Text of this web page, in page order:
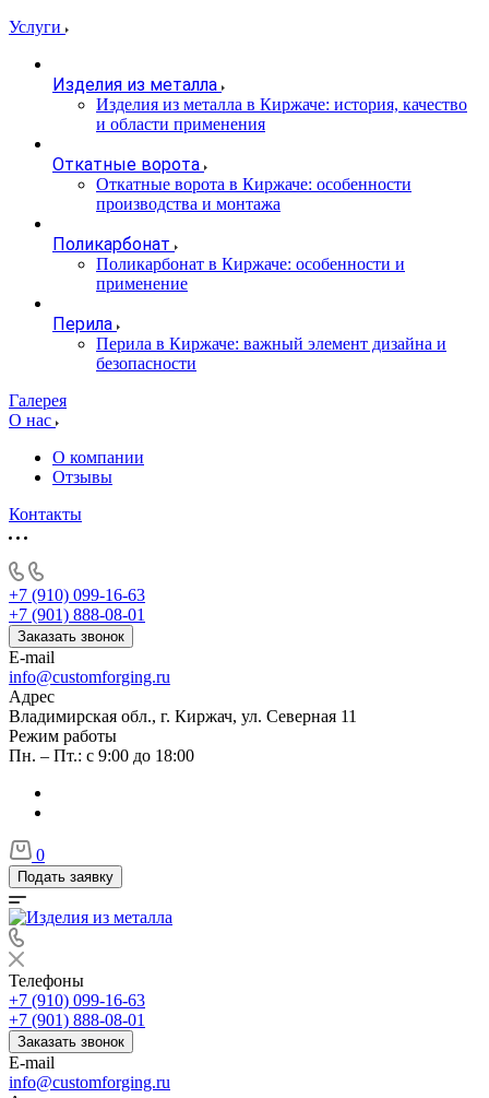
Услуги
Изделия из металла
Изделия из металла в Киржаче: история, качество
и области применения
Откатные ворота
Откатные ворота в Киржаче: особенности
производства и монтажа
Поликарбонат
Поликарбонат в Киржаче: особенности и
применение
Перила
Перила в Киржаче: важный элемент дизайна и
безопасности
Галерея
О нас
О компании
Отзывы
Контакты
+7 (910) 099-16-63
+7 (901) 888-08-01
Заказать звонок
E-mail
info@customforging.ru
Адрес
Владимирская обл., г. Киржач, ул. Северная 11
Режим работы
Пн. – Пт.: с 9:00 до 18:00
0
Подать заявку
Телефоны
+7 (910) 099-16-63
+7 (901) 888-08-01
Заказать звонок
E-mail
info@customforging.ru